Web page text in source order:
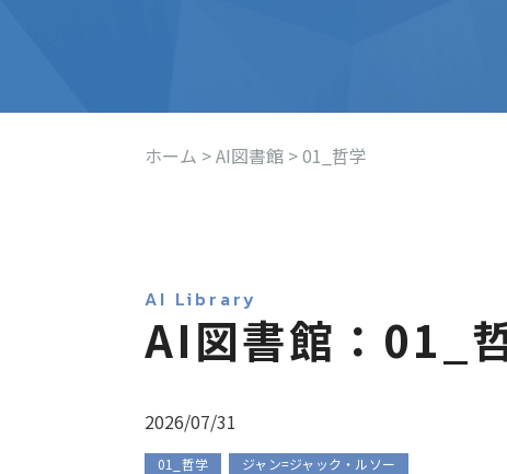
ホーム >AI図書館 >01_哲学
AI Library
AI図書館：01_
2026/07/31
01_哲学 ジャン=ジャック・ルソー